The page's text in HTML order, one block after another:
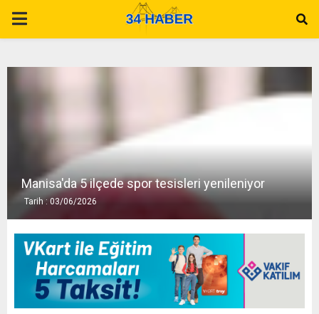
P
I
Manisa'da 5 ilçede spor tesisleri yenileniyor
Tarih : 03/06/2026